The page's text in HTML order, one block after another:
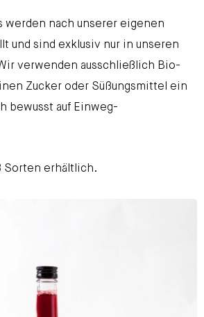
werden nach unserer eigenen
und sind exklusiv nur in unseren
verwenden ausschließlich Bio-
Zucker oder Süßungsmittel ein
bewusst auf Einweg-
Sorten erhältlich.